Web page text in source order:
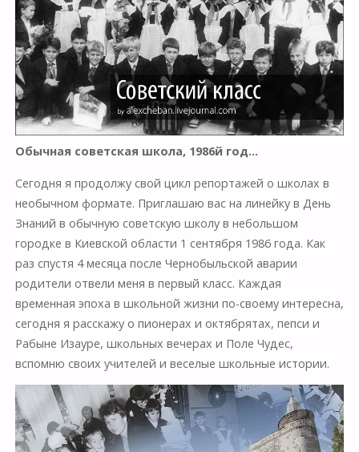
Обычная советская школа, 1986й год…
Сегодня я продолжу свой цикл репортажей о школах в
необычном формате. Приглашаю вас на линейку в День
Знаний в обычную советскую школу в небольшом
городке в Киевской области 1 сентября 1986 года. Как
раз спустя 4 месяца после Чернобыльской аварии
родители отвели меня в первый класс. Каждая
временная эпоха в школьной жизни по-своему интересна,
сегодня я расскажу о пионерах и октябрятах, пепси и
Рабыне Изауре, школьных вечерах и Поле Чудес,
вспомню своих учителей и веселые школьные истории.